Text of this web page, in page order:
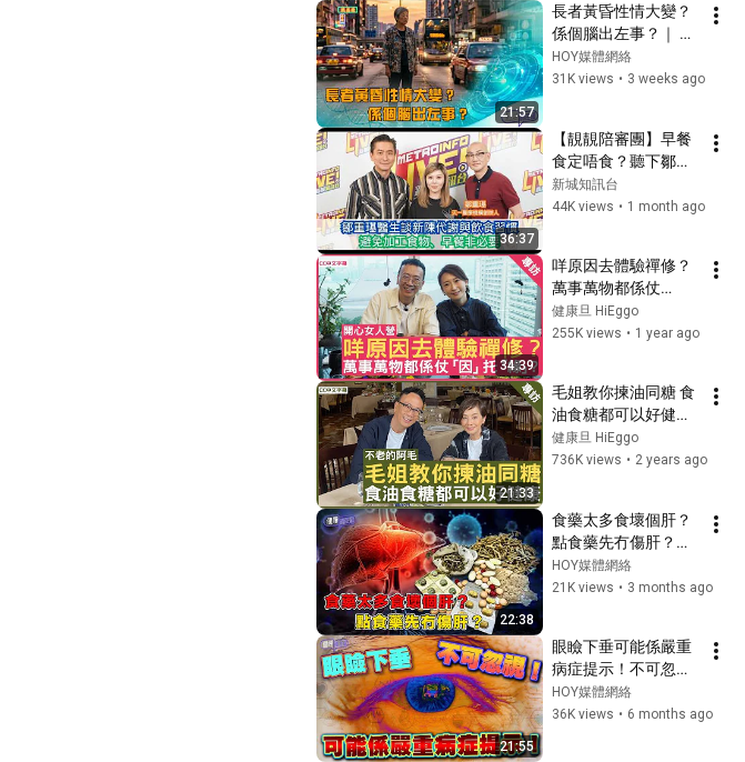
黃芳雯 ｜ 朱智賢 ｜
HOY
21:57
長者黃昏性情大變？
係個腦出左事？｜ 健
康關注組 ｜ EP604 ｜
日落症狀 ｜ 譫妄症性
HOY媒體網絡
31K views • 3 weeks ago
36:37
【靚靚陪審團】早餐
食定唔食？聽下鄒重
璂醫生點講！
新城知訊台
44K views • 1 month ago
34:39
咩原因去體驗禪修？
萬事萬物都係仗
「因」托「緣」？ #
周家怡 鄭丹瑞《健康
健康旦 HiEggo
255K views • 1 year ago
21:33
毛姐教你揀油同糖 食
油食糖都可以好健康
EP1 #毛舜筠 - 鄭丹瑞
《健康旦》(CC中文
健康旦 HiEggo
736K views • 2 years ago
22:38
食藥太多食壞個肝？
點食藥先冇傷肝？｜
健康關注組 ｜ EP555
｜ 藥物性肝炎 ｜ 急
｜ HOY
HOY媒體網絡
21K views • 3 months ago
21:55
眼瞼下垂可能係嚴重
病症提示！不可忽
視！ ｜ 健康關注組
｜ EP500 ｜ 眼瞼下垂
HOY媒體網絡
36K views • 6 months ago